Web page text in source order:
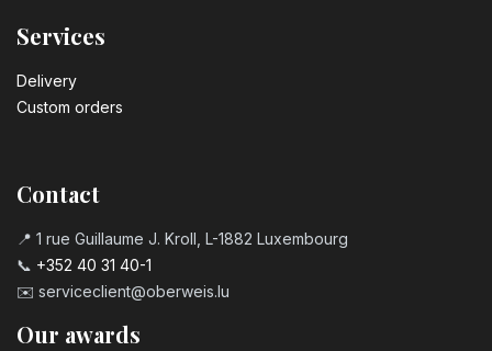
Services
Delivery
Custom orders
Contact
📍 1 rue Guillaume J. Kroll, L-1882 Luxembourg
📞 +352 40 31 40-1
✉️ serviceclient@oberweis.lu
Our awards